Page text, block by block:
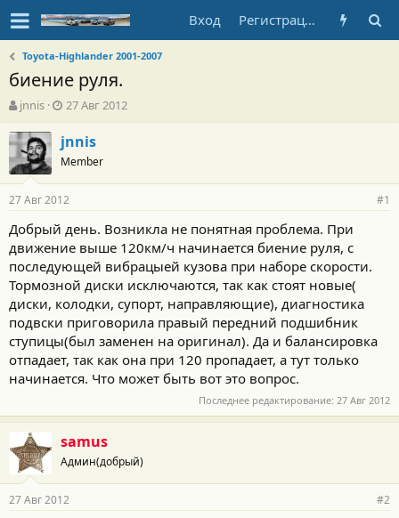
Вход Регистрация
Toyota-Highlander 2001-2007
биение руля.
А
в
т
о
р
т
е
м
ы
jnnis
Д
а
т
а
н
а
ч
а
л
а
27 Авг 2012
jnnis
Member
27 Авг 2012 #1
Добрый день. Возникла не понятная проблема. При
движение выше 120км/ч начинается биение руля, с
последующей вибрацыей кузова при наборе скорости.
Тормозной диски исключаются, так как стоят новые(
диски, колодки, супорт, направляющие), диагностика
подвски приговорила правый передний подшибник
ступицы(был заменен на оригинал). Да и балансировка
отпадает, так как она при 120 пропадает, а тут только
начинается. Что может быть вот это вопрос.
Последнее редактирование: 27 Авг 2012
samus
Админ(добрый)
27 Авг 2012 #2